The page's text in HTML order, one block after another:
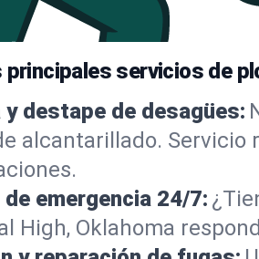
servicios de
y destape de desagües:
alcantarillado. Servicio
emergencia 24/7:
High, Oklahoma